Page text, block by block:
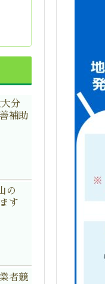
分
補助
の
す
者競